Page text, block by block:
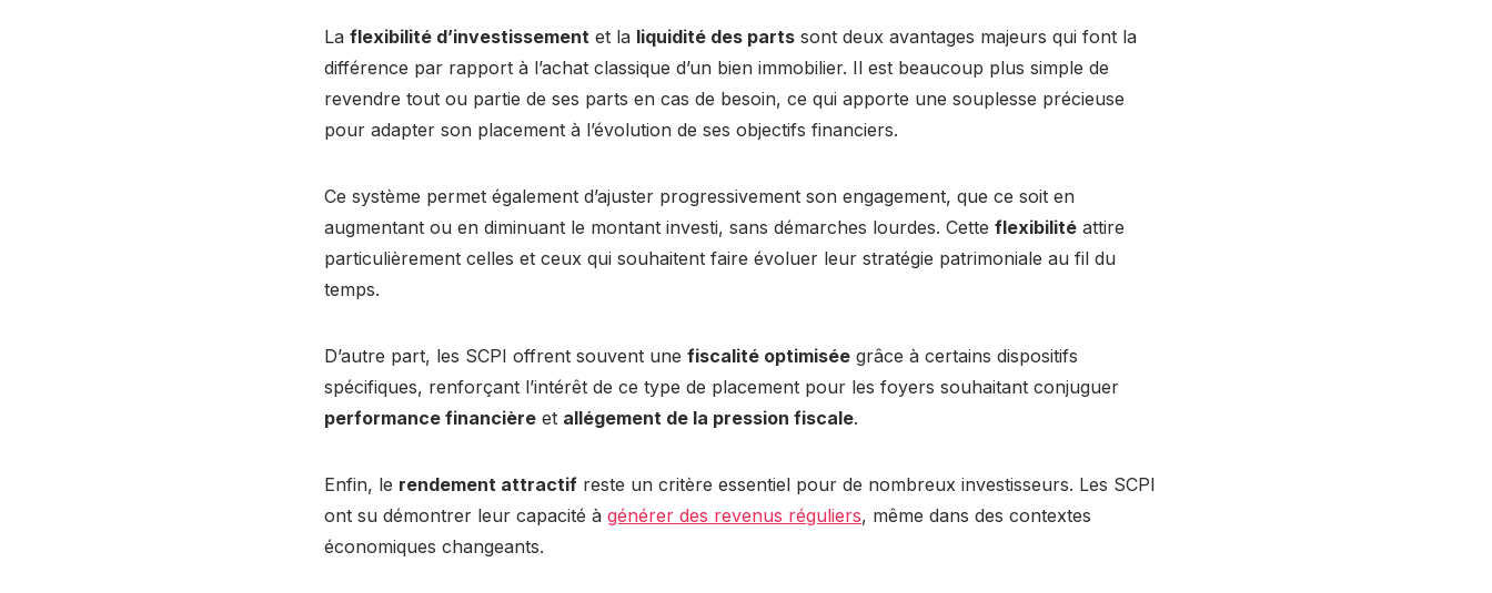
La flexibilité d’investissement et la liquidité des parts sont deux avantages majeurs qui font la
différence par rapport à l’achat classique d’un bien immobilier. Il est beaucoup plus simple de
revendre tout ou partie de ses parts en cas de besoin, ce qui apporte une souplesse précieuse
pour adapter son placement à l’évolution de ses objectifs financiers.
Ce système permet également d’ajuster progressivement son engagement, que ce soit en
augmentant ou en diminuant le montant investi, sans démarches lourdes. Cette flexibilité attire
particulièrement celles et ceux qui souhaitent faire évoluer leur stratégie patrimoniale au fil du
temps.
D’autre part, les SCPI offrent souvent une fiscalité optimisée grâce à certains dispositifs
spécifiques, renforçant l’intérêt de ce type de placement pour les foyers souhaitant conjuguer
performance financière et allégement de la pression fiscale.
Enfin, le rendement attractif reste un critère essentiel pour de nombreux investisseurs. Les SCPI
ont su démontrer leur capacité à générer des revenus réguliers, même dans des contextes
économiques changeants.